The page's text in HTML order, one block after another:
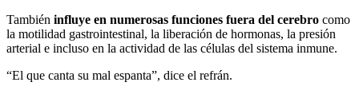
También influye en numerosas funciones fuera del cerebro como
la motilidad gastrointestinal, la liberación de hormonas, la presión
arterial e incluso en la actividad de las células del sistema inmune.
“El que canta su mal espanta”, dice el refrán.